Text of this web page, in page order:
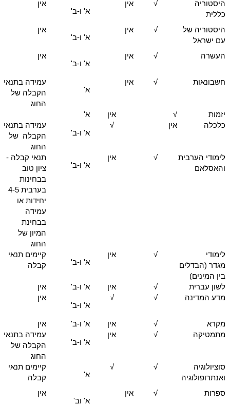
היסטוריה
כללית
√
אין
א' ו-ב'
אין
היסטוריה של
עם ישראל
√
אין
א' ו-ב'
אין
העשרה √
אין
א' ו-ב'
אין
חשבונאות √
אין
א'
עמידה בתנאי
הקבלה של
החוג
יזמות
√ אין
א'
כלכלה
אין
√
א' ו-ב'
עמידה בתנאי
הקבלה של
החוג
לימודי הערבית
והאסלאם
√
אין
א' ו-ב'
תנאי קבלה -
ציון טוב
בבחינות
בערבית 4-5
יחידות או
עמידה
בבחינת
המיון של
החוג
לימודי
מגדר (הבדלים
בין המינים)
√
אין
א' ו-ב'
קיימים תנאי
קבלה
לשון עברית √ אין א' ו-ב'
אין
מדע המדינה
√
√
א' ו-ב'
אין
מקרא √ אין א' ו-ב'
אין
מתמטיקה
√
אין
א' ו-ב'
עמידה בתנאי
הקבלה של
החוג
סוציולוגיה
ואנתרופולוגיה
√
√
א'
קיימים תנאי
קבלה
ספרות
√
אין
א' וב'
אין